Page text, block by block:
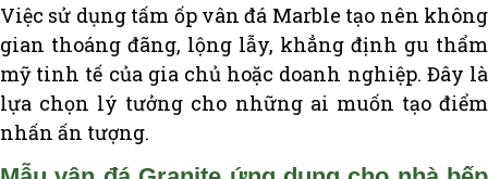
Việc sử dụng tấm ốp vân đá Marble tạo nên không
gian thoáng đãng, lộng lẫy, khẳng định gu thẩm
mỹ tinh tế của gia chủ hoặc doanh nghiệp. Đây là
lựa chọn lý tưởng cho những ai muốn tạo điểm
nhấn ấn tượng.